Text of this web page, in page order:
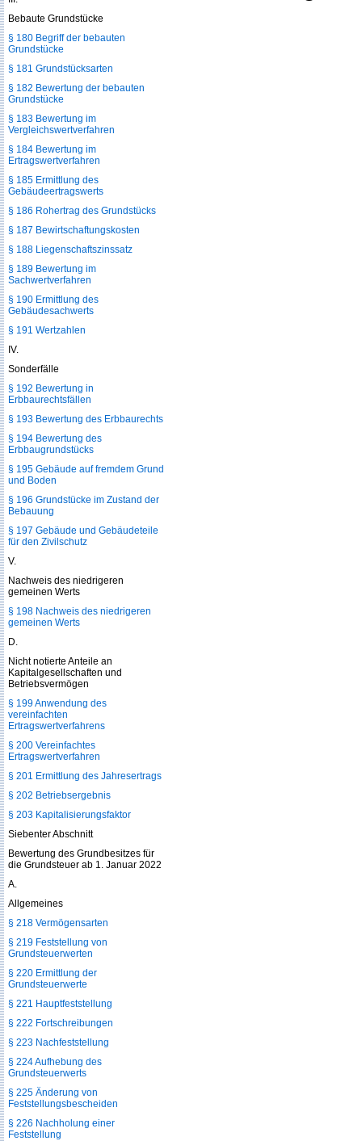
Bebaute Grundstücke
§ 180 Begriff der bebauten
Grundstücke
§ 181 Grundstücksarten
§ 182 Bewertung der bebauten
Grundstücke
§ 183 Bewertung im
Vergleichswertverfahren
§ 184 Bewertung im
Ertragswertverfahren
§ 185 Ermittlung des
Gebäudeertragswerts
§ 186 Rohertrag des Grundstücks
§ 187 Bewirtschaftungskosten
§ 188 Liegenschaftszinssatz
§ 189 Bewertung im
Sachwertverfahren
§ 190 Ermittlung des
Gebäudesachwerts
§ 191 Wertzahlen
IV.
Sonderfälle
§ 192 Bewertung in
Erbbaurechtsfällen
§ 193 Bewertung des Erbbaurechts
§ 194 Bewertung des
Erbbaugrundstücks
§ 195 Gebäude auf fremdem Grund
und Boden
§ 196 Grundstücke im Zustand der
Bebauung
§ 197 Gebäude und Gebäudeteile
für den Zivilschutz
V.
Nachweis des niedrigeren
gemeinen Werts
§ 198 Nachweis des niedrigeren
gemeinen Werts
D.
Nicht notierte Anteile an
Kapitalgesellschaften und
Betriebsvermögen
§ 199 Anwendung des
vereinfachten
Ertragswertverfahrens
§ 200 Vereinfachtes
Ertragswertverfahren
§ 201 Ermittlung des Jahresertrags
§ 202 Betriebsergebnis
§ 203 Kapitalisierungsfaktor
Siebenter Abschnitt
Bewertung des Grundbesitzes für
die Grundsteuer ab 1. Januar 2022
A.
Allgemeines
§ 218 Vermögensarten
§ 219 Feststellung von
Grundsteuerwerten
§ 220 Ermittlung der
Grundsteuerwerte
§ 221 Hauptfeststellung
§ 222 Fortschreibungen
§ 223 Nachfeststellung
§ 224 Aufhebung des
Grundsteuerwerts
§ 225 Änderung von
Feststellungsbescheiden
§ 226 Nachholung einer
Feststellung